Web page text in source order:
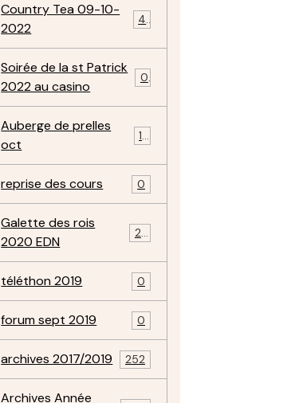
Country Tea 09-10-
2022
4
Soirée de la st Patrick
2022 au casino
0
Auberge de prelles
oct
11
reprise des cours 0
Galette des rois
2020 EDN
22
téléthon 2019 0
forum sept 2019 0
archives 2017/2019 252
Archives Année